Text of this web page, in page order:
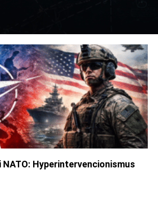
Hyperintervencionismus